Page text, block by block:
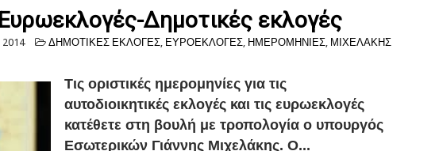
Δημοτικές εκλογές
2014 ΔΗΜΟΤΙΚΕΣ ΕΚΛΟΓΕΣ, ΕΥΡΟΕΚΛΟΓΕΣ, ΗΜΕΡΟΜΗΝΙΕΣ, ΜΙΧΕΛΑΚΗΣ
Τις οριστικές ημερομηνίες για τις
αυτοδιοικητικές εκλογές και τις ευρωεκλογές
κατέθετε στη βουλή με τροπολογία ο υπουργός
Εσωτερικών Γιάννης Μιχελάκης. O...